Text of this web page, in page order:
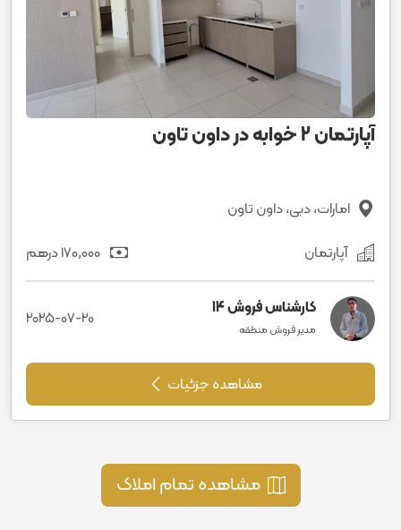
آپارتمان 2 خوابه در داون تاون
امارات، دبی، داون تاون
آپارتمان
کارشناس فروش 14
مدیر فروش منطقه
2025-07-20
مشاهده جزئیات
مشاهده تمام املاک